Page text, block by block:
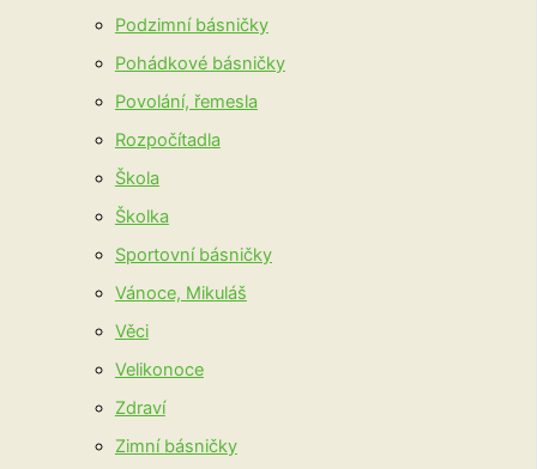
Podzimní básničky
Pohádkové básničky
Povolání, řemesla
Rozpočítadla
Škola
Školka
Sportovní básničky
Vánoce, Mikuláš
Věci
Velikonoce
Zdraví
Zimní básničky